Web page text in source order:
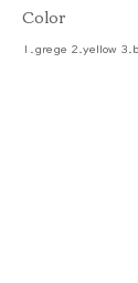
Color
1.grege 2.yellow